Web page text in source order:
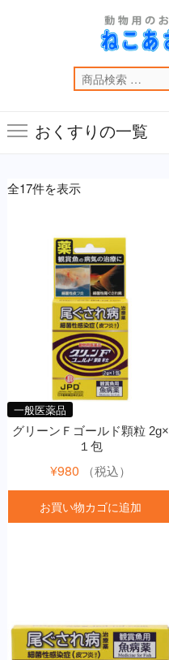
おくすりの一覧
全17件を表示
一般医薬品
グリーンＦゴールド顆粒 2g×
１包
¥980 （税込）
お買い物カゴに追加